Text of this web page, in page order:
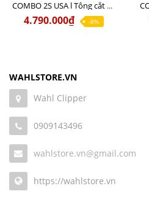
COMBO 2S USA l Tông cắt LEGEND USA CÓ DÂY 220V + Tông pin MAGIC CLIP
4.790.000₫ -8%
WAHLSTORE.VN
Wahl Clipper
0909143496
wahlstore.vn@gmail.com
https://wahlstore.vn